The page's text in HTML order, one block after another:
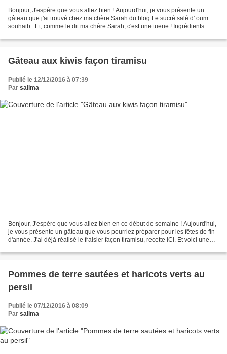
Bonjour, J'espère que vous allez bien ! Aujourd'hui, je vous présente un
gâteau que j'ai trouvé chez ma chère Sarah du blog Le sucré salé d' oum
souhaib . Et, comme le dit ma chère Sarah, c'est une tuerie ! Ingrédients :
Gâteau aux kiwis façon tiramisu
Publié le 12/12/2016 à 07:39
Par salima
Bonjour, J'espère que vous allez bien en ce début de semaine ! Aujourd'hui,
je vous présente un gâteau que vous pourriez préparer pour les fêtes de fin
d'année. J'ai déjà réalisé le fraisier façon tiramisu, recette ICI. Et voici une
Pommes de terre sautées et haricots verts au
persil
Publié le 07/12/2016 à 08:09
Par salima